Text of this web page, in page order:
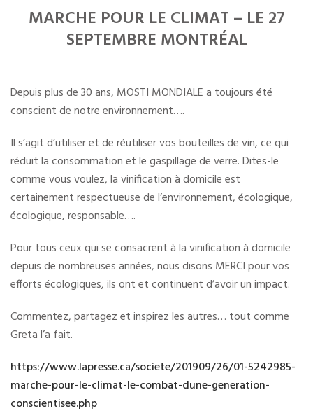
MARCHE POUR LE CLIMAT – LE 27
SEPTEMBRE MONTRÉAL
Depuis plus de 30 ans, MOSTI MONDIALE a toujours été
conscient de notre environnement….
Il s’agit d’utiliser et de réutiliser vos bouteilles de vin, ce qui
réduit la consommation et le gaspillage de verre. Dites-le
comme vous voulez, la vinification à domicile est
certainement respectueuse de l’environnement, écologique,
écologique, responsable….
Pour tous ceux qui se consacrent à la vinification à domicile
depuis de nombreuses années, nous disons MERCI pour vos
efforts écologiques, ils ont et continuent d’avoir un impact.
Commentez, partagez et inspirez les autres… tout comme
Greta l’a fait.
https://www.lapresse.ca/societe/201909/26/01-5242985-
marche-pour-le-climat-le-combat-dune-generation-
conscientisee.php